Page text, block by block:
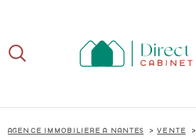
recherche
menu
principal
contenu
AGENCE IMMOBILIÈRE À NANTES VENTE